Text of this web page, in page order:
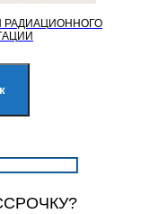
РАДИАЦИОННОГО